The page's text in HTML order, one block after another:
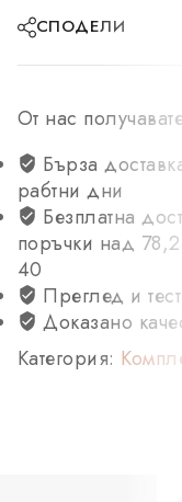
СПОДЕЛИ
От нас
Бърза
рабтни дни
Безплатна
поръчки над
40
Преглед и тест
Доказано
Категория: